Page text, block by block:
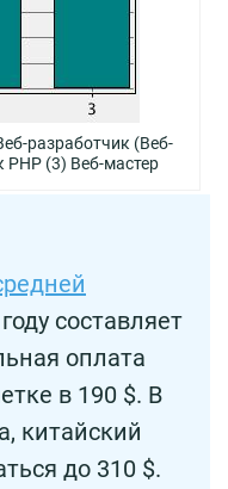
разработчик (Веб-
(3) Веб-мастер
составляет
оплата
в 190 $. В
китайский
до 310 $.